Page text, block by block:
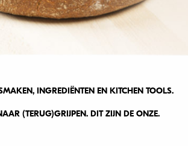
INGREDIËNTEN EN KITCHEN TOOLS.
(TERUG)GRIJPEN. DIT ZIJN DE ONZE.